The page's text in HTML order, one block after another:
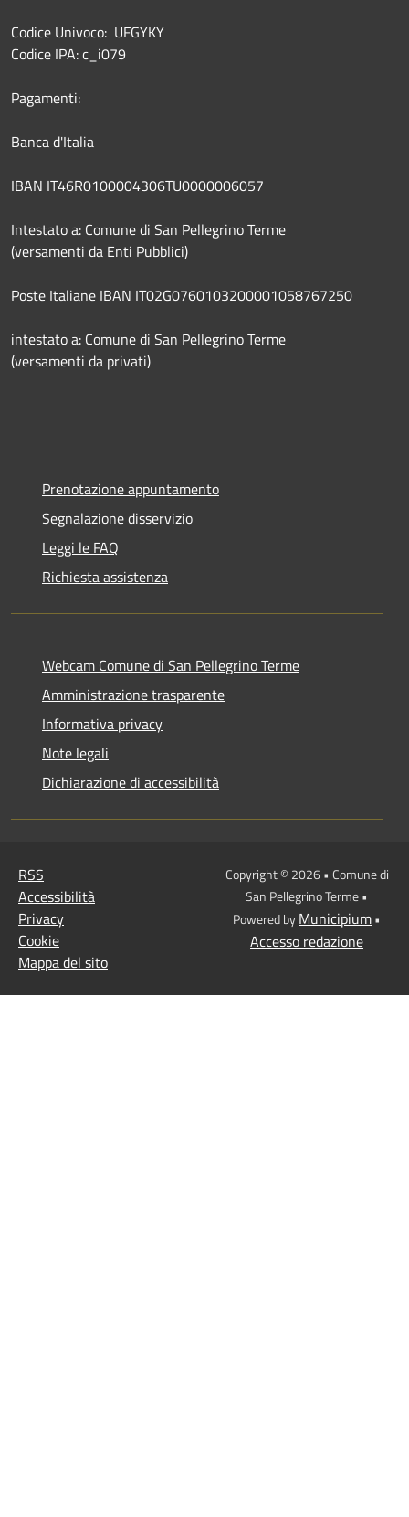
Codice Univoco: UFGYKY
Codice IPA: c_i079
Pagamenti:
Banca d'Italia
IBAN IT46R0100004306TU0000006057
Intestato a: Comune di San Pellegrino Terme
(versamenti da Enti Pubblici)
Poste Italiane IBAN IT02G0760103200001058767250
intestato a: Comune di San Pellegrino Terme
(versamenti da privati)
Prenotazione appuntamento
Segnalazione disservizio
Leggi le FAQ
Richiesta assistenza
Webcam Comune di San Pellegrino Terme
Amministrazione trasparente
Informativa privacy
Note legali
Dichiarazione di accessibilità
RSS
Accessibilità
Privacy
Cookie
Mappa del sito
Copyright © 2026 • Comune di
San Pellegrino Terme •
Powered byMunicipium•
Accesso redazione